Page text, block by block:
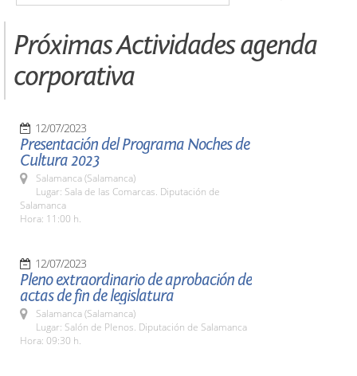
Próximas Actividades agenda
corporativa
12/07/2023
Presentación del Programa Noches de
Cultura 2023
Salamanca (Salamanca)
Lugar: Sala de las Comarcas. Diputación de
Salamanca
Hora: 11:00 h.
12/07/2023
Pleno extraordinario de aprobación de
actas de fin de legislatura
Salamanca (Salamanca)
Lugar: Salón de Plenos. Diputación de Salamanca
Hora: 09:30 h.